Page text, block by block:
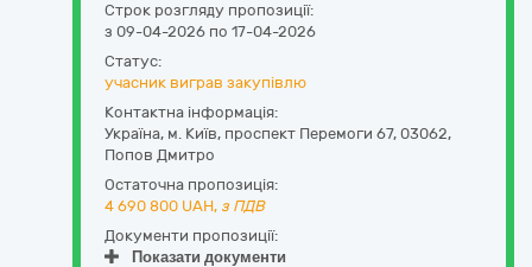
Строк розгляду пропозиції:
з 09-04-2026 по 17-04-2026
Статус:
учасник виграв закупівлю
Контактна інформація:
Україна, м. Київ, проспект Перемоги 67, 03062,
Попов Дмитро
Остаточна пропозиція:
4 690 800 UAH, з ПДВ
Документи пропозиції:
Показати документи